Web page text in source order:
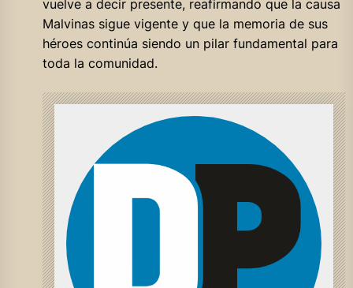
vuelve a decir presente, reafirmando que la causa
Malvinas sigue vigente y que la memoria de sus
héroes continúa siendo un pilar fundamental para
toda la comunidad.